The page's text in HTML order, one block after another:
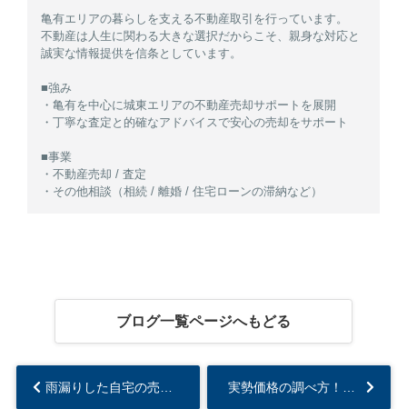
亀有エリアの暮らしを支える不動産取引を行っています。
不動産は人生に関わる大きな選択だからこそ、親身な対応と
誠実な情報提供を信条としています。
■強み
・亀有を中心に城東エリアの不動産売却サポートを展開
・丁寧な査定と的確なアドバイスで安心の売却をサポート
■事業
・不動産売却 / 査定
・その他相談（相続 / 離婚 / 住宅ローンの滞納など）
ブログ一覧ページへもどる